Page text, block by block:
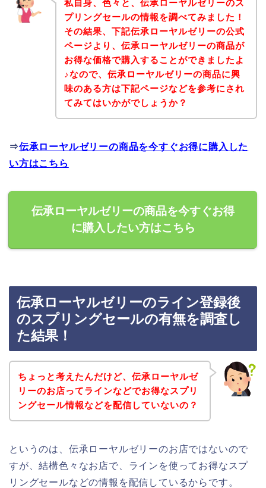
私自身、色々と、伝承ローヤルゼリーのス
プリングセールの情報を調べてみました！
その結果、下記伝承ローヤルゼリーの公式
ページより、伝承ローヤルゼリーの商品が
お得な価格で購入することができましたよ
♪なので、伝承ローヤルゼリーの商品に興
味のある方は下記ページなどを参考にされ
てみてはいかがでしょうか？
⇒伝承ローヤルゼリーの商品を今すぐお得に購入した
い方はこちら
伝承ローヤルゼリーの商品を今すぐお得
に購入したい方はこちら
伝承ローヤルゼリーのライン登録後
のスプリングセールの有無を調査し
た結果！
ちょっと考えたんだけど、伝承ローヤルゼ
リーのお店ってラインなどでお得なスプリ
ングセール情報などを配信していないの？
というのは、伝承ローヤルゼリーのお店ではないので
すが、結構色々なお店で、ラインを使ってお得なスプ
リングセールなどの情報を配信しているからです。